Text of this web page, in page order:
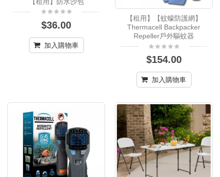
$36.00
加入購物車
【租用】【蚊蠓防護網】
Thermacell Backpacker
Repeller戶外驅蚊器
$154.00
加入購物車